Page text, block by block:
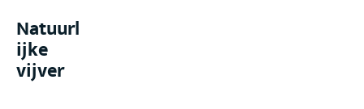
Natuurl
ijke
vijver